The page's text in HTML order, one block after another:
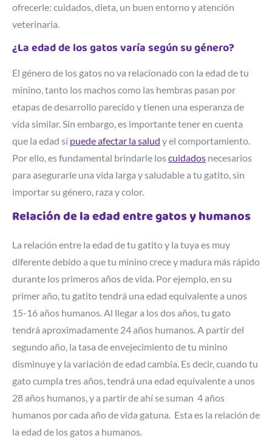
ofrecerle: cuidados, dieta, un buen entorno y atención
veterinaria.
¿La edad de los gatos varía según su género?
El género de los gatos no va relacionado con la edad de tu
minino, tanto los machos como las hembras pasan por
etapas de desarrollo parecido y tienen una esperanza de
vida similar. Sin embargo, es importante tener en cuenta
que la edad sí puede afectar la salud y el comportamiento.
Por ello, es fundamental brindarle loscuidados necesarios
para asegurarle una vida larga y saludable a tu gatito, sin
importar su género, raza y color.
Relación de la edad entre gatos y humanos
La relación entre la edad de tu gatito y la tuya es muy
diferente debido a que tu minino crece y madura más rápido
durante los primeros años de vida. Por ejemplo, en su
primer año, tu gatito tendrá una edad equivalente a unos
15-16 años humanos. Al llegar a los dos años, tu gato
tendrá aproximadamente 24 años humanos. A partir del
segundo año, la tasa de envejecimiento de tu minino
disminuye y la variación de edad cambia. Es decir, cuando tu
gato cumpla tres años, tendrá una edad equivalente a unos
28 años humanos, y a partir de ahí se suman 4 años
humanos por cada año de vida gatuna. Esta es la relación de
la edad de los gatos a humanos.